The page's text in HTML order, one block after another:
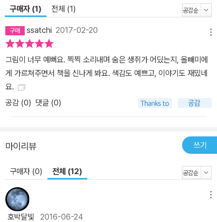
구매자 (1) 전체 (1)
ssatchi 2017-02-20
그림이 너무 예뻐요. 찍찍 소리내며 숨은 생쥐가 어딨는지, 올빼미에
게 가르쳐주면서 책을 신나게 봐요. 색감도 예쁘고, 이야기도 재밌네
요.
공감 (0) 댓글 (0)
마이리뷰 쓰기
구매자 (0) 전체 (12)
호박달빛 2016-06-24